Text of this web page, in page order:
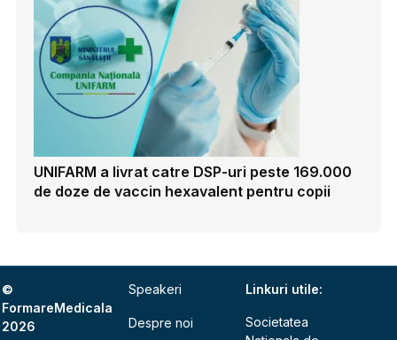
UNIFARM a livrat catre DSP-uri peste 169.000
de doze de vaccin hexavalent pentru copii
©
FormareMedicala
2026
Speakeri
Despre noi
Linkuri utile:
Societatea